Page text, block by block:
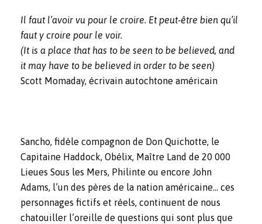
Il faut l’avoir vu pour le croire. Et peut-être bien qu’il
faut y croire pour le voir.
(It is a place that has to be seen to be believed, and
it may have to be believed in order to be seen)
Scott Momaday, écrivain autochtone américain
Sancho, fidèle compagnon de Don Quichotte, le
Capitaine Haddock, Obélix, Maître Land de 20 000
Lieues Sous les Mers, Philinte ou encore John
Adams, l’un des pères de la nation américaine… ces
personnages fictifs et réels, continuent de nous
chatouiller l’oreille de questions qui sont plus que